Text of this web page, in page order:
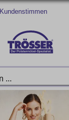
Kundenstimmen